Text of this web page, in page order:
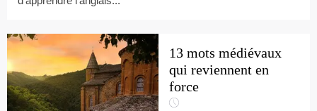
13 mots médiévaux
qui reviennent en
force